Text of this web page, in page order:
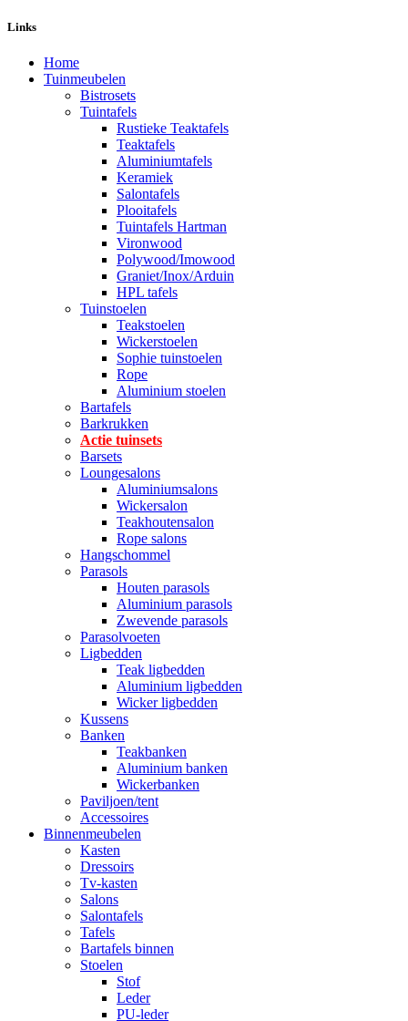
Links
Home
Tuinmeubelen
Bistrosets
Tuintafels
Rustieke Teaktafels
Teaktafels
Aluminiumtafels
Keramiek
Salontafels
Plooitafels
Tuintafels Hartman
Vironwood
Polywood/Imowood
Graniet/Inox/Arduin
HPL tafels
Tuinstoelen
Teakstoelen
Wickerstoelen
Sophie tuinstoelen
Rope
Aluminium stoelen
Bartafels
Barkrukken
Actie tuinsets
Barsets
Loungesalons
Aluminiumsalons
Wickersalon
Teakhoutensalon
Rope salons
Hangschommel
Parasols
Houten parasols
Aluminium parasols
Zwevende parasols
Parasolvoeten
Ligbedden
Teak ligbedden
Aluminium ligbedden
Wicker ligbedden
Kussens
Banken
Teakbanken
Aluminium banken
Wickerbanken
Paviljoen/tent
Accessoires
Binnenmeubelen
Kasten
Dressoirs
Tv-kasten
Salons
Salontafels
Tafels
Bartafels binnen
Stoelen
Stof
Leder
PU-leder